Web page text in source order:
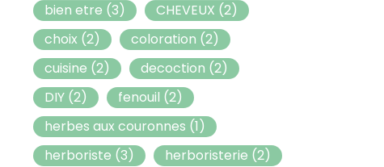
bien etre (3) CHEVEUX (2)
choix (2) coloration (2)
cuisine (2) decoction (2)
DIY (2) fenouil (2)
herbes aux couronnes (1)
herboriste (3) herboristerie (2)